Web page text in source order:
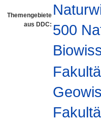
Themengebiete
aus DDC: 500